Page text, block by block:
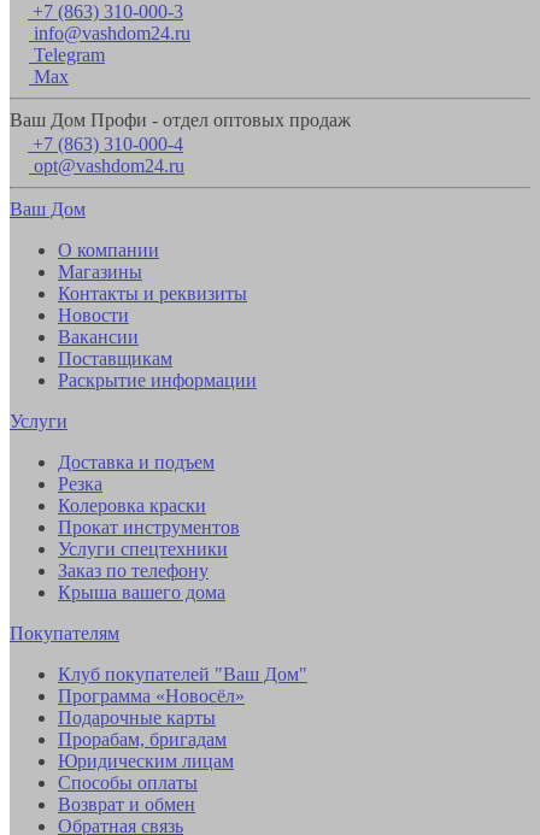
+7 (863) 310-000-3
info@vashdom24.ru
Telegram
Max
Ваш Дом Профи - отдел оптовых продаж
+7 (863) 310-000-4
opt@vashdom24.ru
Ваш Дом
О компании
Магазины
Контакты и реквизиты
Новости
Вакансии
Поставщикам
Раскрытие информации
Услуги
Доставка и подъем
Резка
Колеровка краски
Прокат инструментов
Услуги спецтехники
Заказ по телефону
Крыша вашего дома
Покупателям
Клуб покупателей "Ваш Дом"
Программа «Новосёл»
Подарочные карты
Прорабам, бригадам
Юридическим лицам
Способы оплаты
Возврат и обмен
Обратная связь